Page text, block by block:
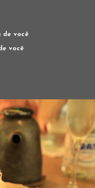
você